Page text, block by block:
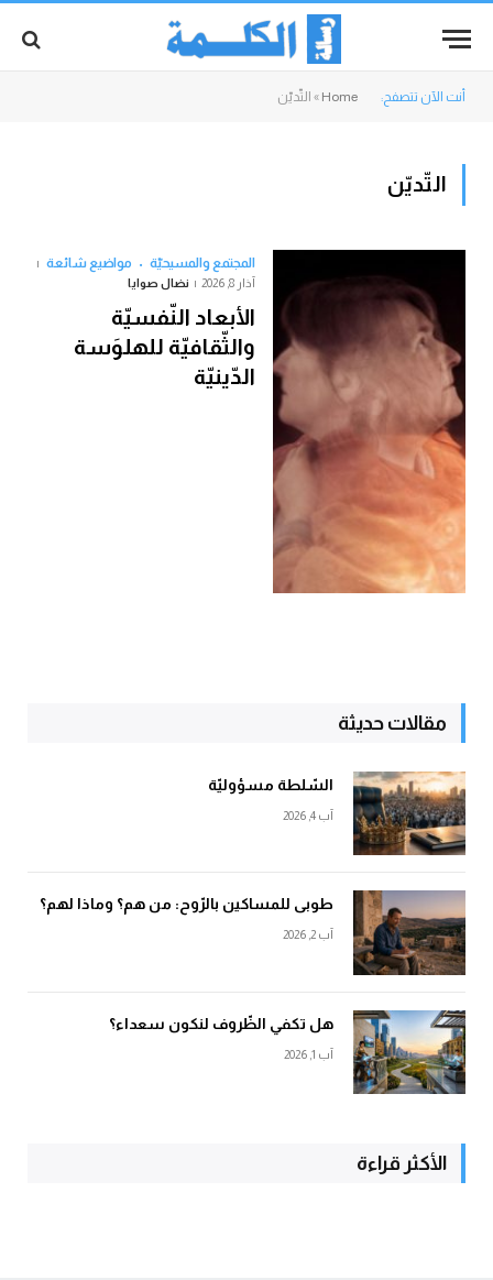
أنت الآن تتصفح: Home
» التّديّن
التّديّن
المجتمع والمسيحيّة مواضيع شائعة
آذار 8, 2026 نضال صوايا
الأبعاد النّفسيّة
والثّقافيّة للهلوَسة
الدّينيّة
مقالات حديثة
السّلطة مسؤوليّة
آب 4, 2026
طوبى للمساكين بالرّوح: من هم؟ وماذا لهم؟
آب 2, 2026
هل تكفي الظّروف لنكون سعداء؟
آب 1, 2026
الأكثر قراءة